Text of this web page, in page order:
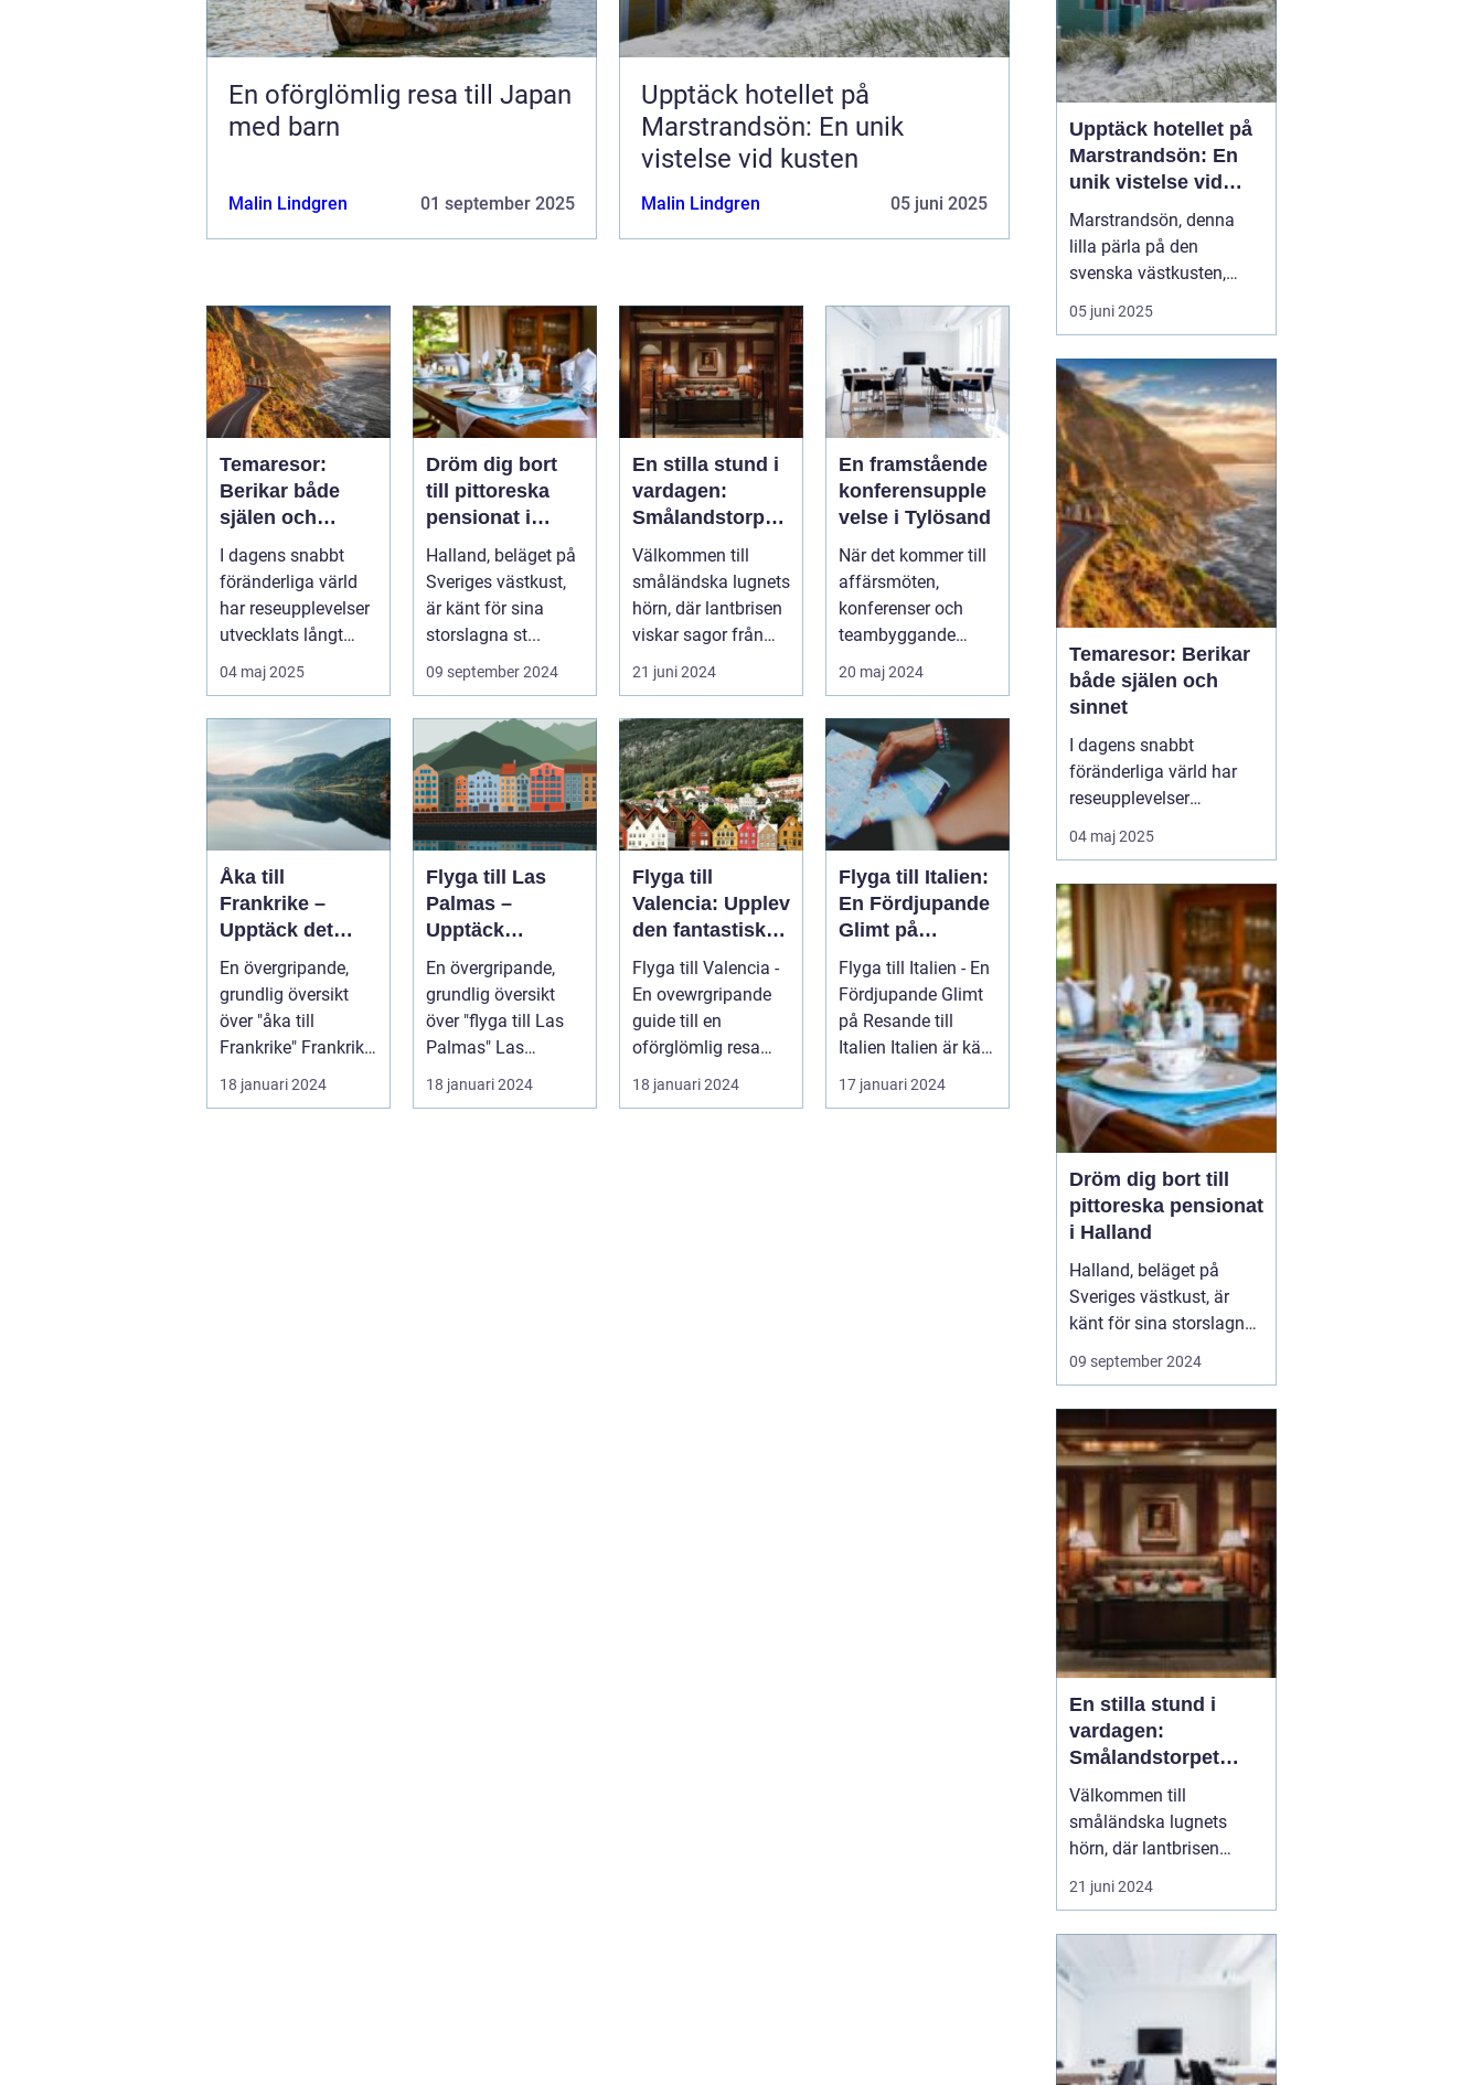
En oförglömlig resa till Japan
med barn
Malin Lindgren 01 september 2025
Upptäck hotellet på
Marstrandsön: En unik
vistelse vid kusten
Malin Lindgren 05 juni 2025
Temaresor:
Berikar både
själen och
sinnet
I dagens snabbt
föränderliga värld
har reseupplevelser
utvecklats långt
bortom ...
04 maj 2025
Dröm dig bort
till pittoreska
pensionat i
Halland
Halland, beläget på
Sveriges västkust,
är känt för sina
storslagna st...
09 september 2024
En stilla stund i
vardagen:
Smålandstorpet
Lanthotell
Välkommen till
småländska lugnets
hörn, där lantbrisen
viskar sagor från
förr och nutidens
stilla gå...
21 juni 2024
En framstående
konferensupple
velse i Tylösand
När det kommer till
affärsmöten,
konferenser och
teambyggande
reträtter, är...
20 maj 2024
Åka till
Frankrike –
Upptäck det
magiska landet
vid Eiffeltornet
och bortom
En övergripande,
grundlig översikt
över "åka till
Frankrike" Frankrike
är ett land som
lockar besök...
18 januari 2024
Flyga till Las
Palmas –
Upptäck
Kanarieöarnas
pärla
En övergripande,
grundlig översikt
över "flyga till Las
Palmas" Las
Palmas, beläget på
ön Gran Cana...
18 januari 2024
Flyga till
Valencia: Upplev
den fantastiska
staden
Flyga till Valencia -
En ovewrgripande
guide till en
oförglömlig resa
Introduktion:
Valencia, beläg...
18 januari 2024
Flyga till Italien:
En Fördjupande
Glimt på
Resande till
Italien
Flyga till Italien - En
Fördjupande Glimt
på Resande till
Italien Italien är känt
för sina fantasti...
17 januari 2024
Upptäck hotellet på
Marstrandsön: En
unik vistelse vid
kusten
Marstrandsön, denna
lilla pärla på den
svenska västkusten,
lockar besökare från när
och fjärran med sin rika
omgivningar. När man
planerar ett besök hit,
spelar valet av...
05 juni 2025
Temaresor: Berikar
både själen och
sinnet
I dagens snabbt
föränderliga värld har
reseupplevelser
utvecklats långt bortom
traditionella sightseeing-
i popularitet är
temaresor, där resenärer
dyker djupare in i
specifika intress...
04 maj 2025
Dröm dig bort till
pittoreska pensionat
i Halland
Halland, beläget på
Sveriges västkust, är
känt för sina storslagna
stränder, djupa skogar
och rika kulturarv. Det är
erbjuder både
avkoppling och äventyr,
vilket gör det till...
09 september 2024
En stilla stund i
vardagen:
Smålandstorpet
Lanthotell
Välkommen till
småländska lugnets
hörn, där lantbrisen
viskar sagor från förr
och nutidens stilla gång
Lanthotell erbjuder inte
bara en säng att sova i,
utan också en oas
bortom stadens brus, där
21 juni 2024